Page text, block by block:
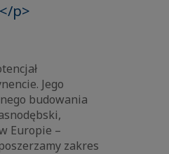
p>
Jego
budowania
Europie –
zakres